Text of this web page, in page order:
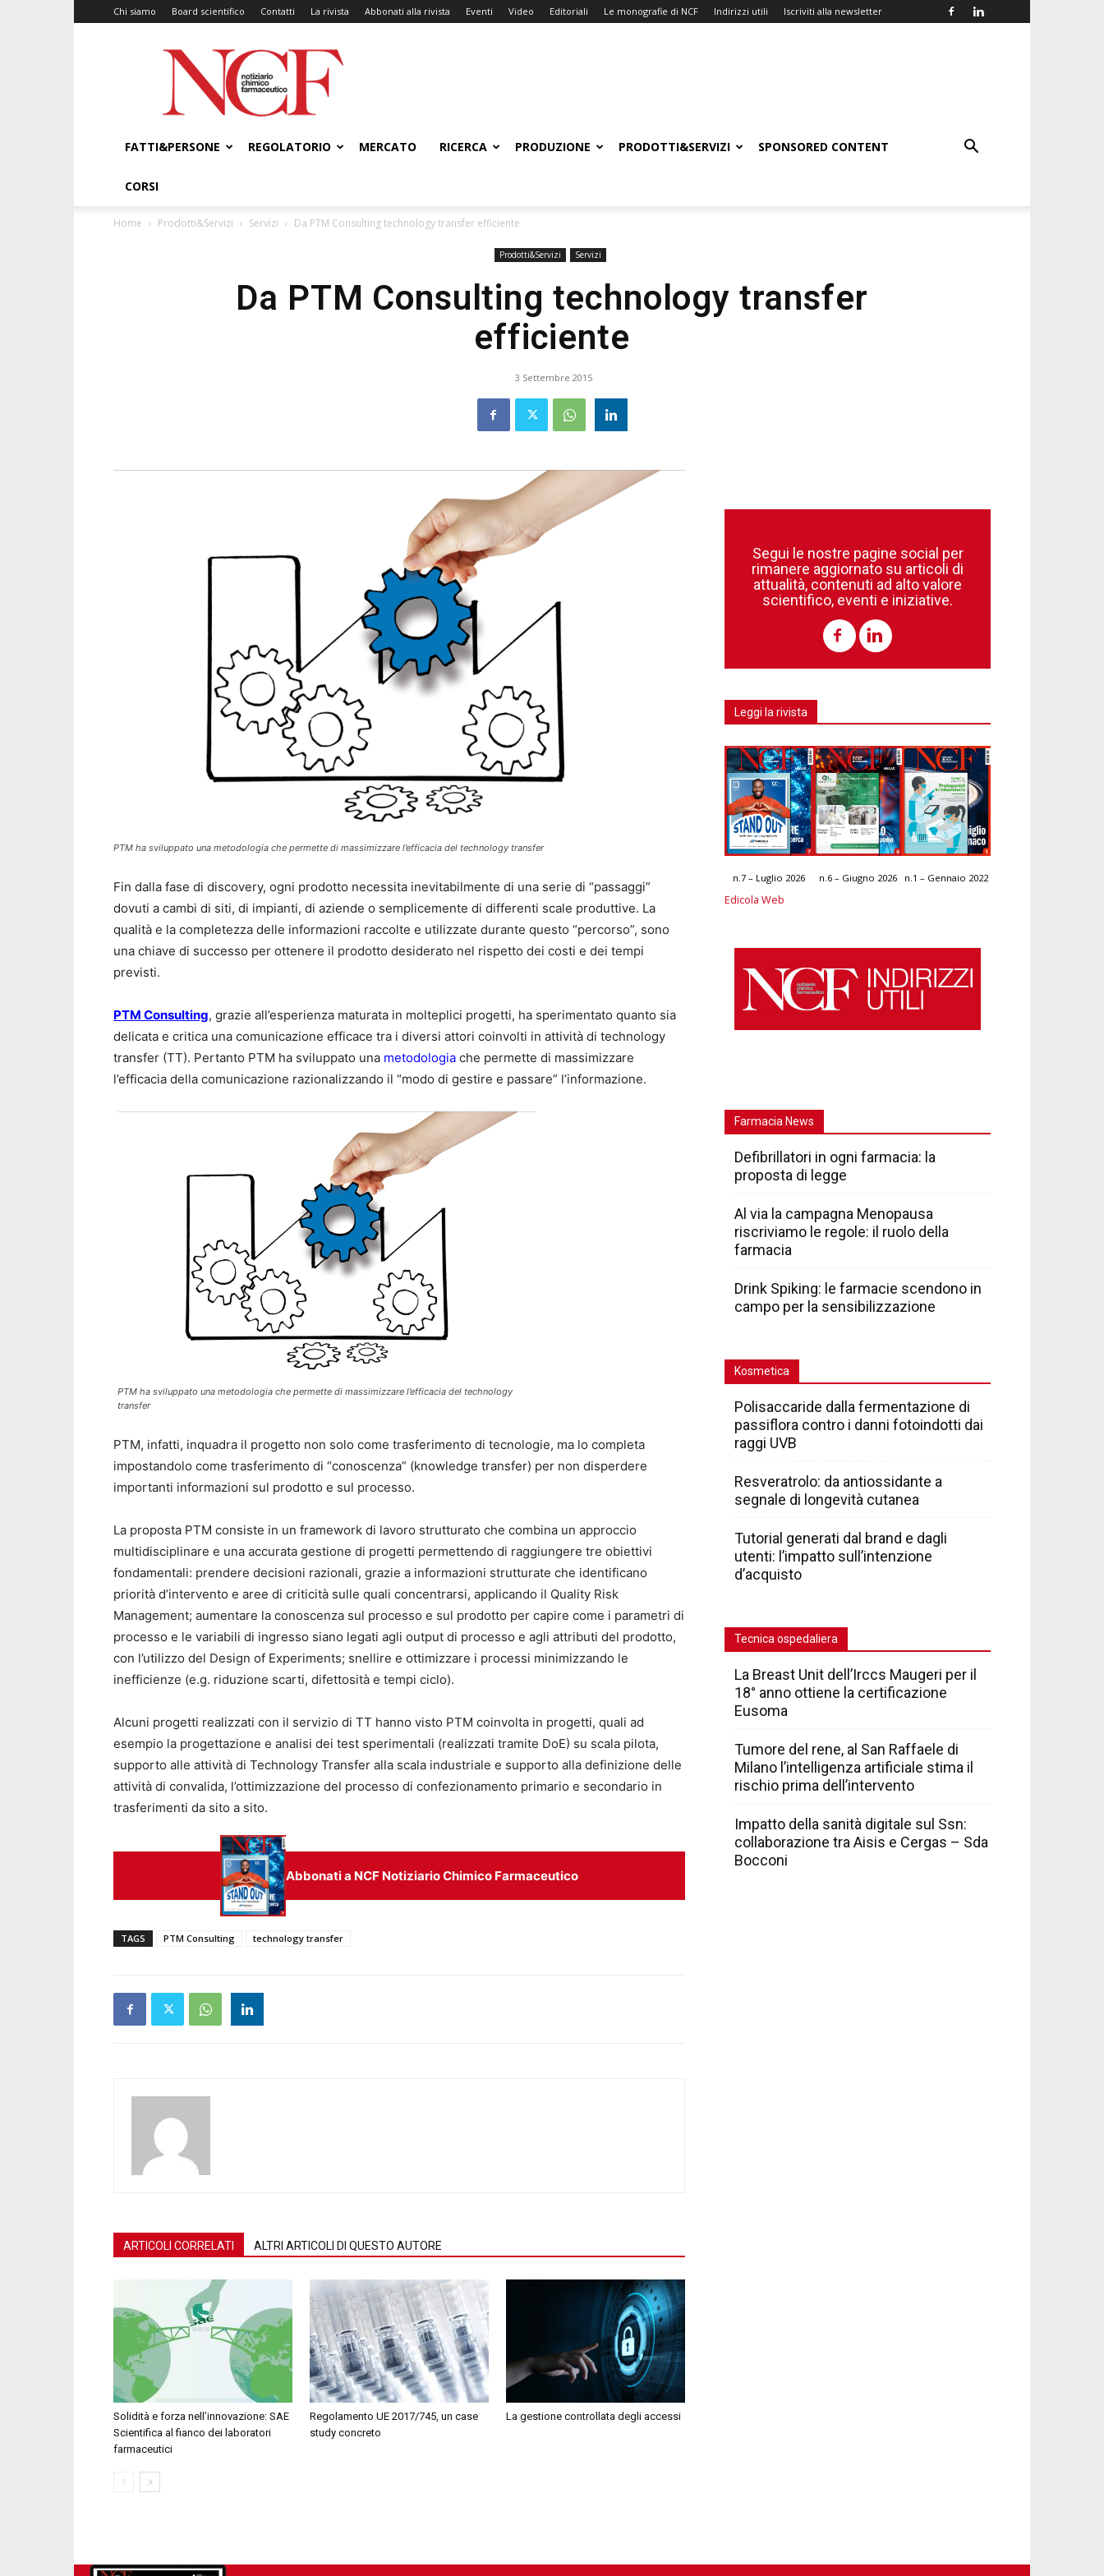
Chi siamo Board scientifico Contatti La rivista Abbonati alla rivista Eventi Video Editoriali Le monografie di NCF Indirizzi utili Iscriviti alla newsletter
NCF
–
Notiziario
Chimico
FATTI&PERSONE
REGOLATORIO MERCATO RICERCA PRODUZIONE PRODOTTI&SERVIZI SPONSORED CONTENT
CORSI
Home Prodotti&Servizi Servizi Da PTM Consulting technology transfer efficiente
Prodotti&Servizi Servizi
Da PTM Consulting technology transfer
efficiente
3 Settembre 2015
PTM ha sviluppato una metodologia che permette di massimizzare l’efficacia del technology transfer
Fin dalla fase di discovery, ogni prodotto necessita inevitabilmente di una serie di “passaggi”
dovuti a cambi di siti, di impianti, di aziende o semplicemente di differenti scale produttive. La
qualità e la completezza delle informazioni raccolte e utilizzate durante questo “percorso”, sono
una chiave di successo per ottenere il prodotto desiderato nel rispetto dei costi e dei tempi
previsti.
PTM Consulting, grazie all’esperienza maturata in molteplici progetti, ha sperimentato quanto sia
delicata e critica una comunicazione efficace tra i diversi attori coinvolti in attività di technology
transfer (TT). Pertanto PTM ha sviluppato una metodologia che permette di massimizzare
l’efficacia della comunicazione razionalizzando il “modo di gestire e passare” l’informazione.
PTM ha sviluppato una metodologia che permette di massimizzare l’efficacia del technology
transfer
PTM, infatti, inquadra il progetto non solo come trasferimento di tecnologie, ma lo completa
impostandolo come trasferimento di “conoscenza” (knowledge transfer) per non disperdere
importanti informazioni sul prodotto e sul processo.
La proposta PTM consiste in un framework di lavoro strutturato che combina un approccio
multidisciplinare e una accurata gestione di progetti permettendo di raggiungere tre obiettivi
fondamentali: prendere decisioni razionali, grazie a informazioni strutturate che identificano
priorità d’intervento e aree di criticità sulle quali concentrarsi, applicando il Quality Risk
Management; aumentare la conoscenza sul processo e sul prodotto per capire come i parametri di
processo e le variabili di ingresso siano legati agli output di processo e agli attributi del prodotto,
con l’utilizzo del Design of Experiments; snellire e ottimizzare i processi minimizzando le
inefficienze (e.g. riduzione scarti, difettosità e tempi ciclo).
Alcuni progetti realizzati con il servizio di TT hanno visto PTM coinvolta in progetti, quali ad
esempio la progettazione e analisi dei test sperimentali (realizzati tramite DoE) su scala pilota,
supporto alle attività di Technology Transfer alla scala industriale e supporto alla definizione delle
attività di convalida, l’ottimizzazione del processo di confezionamento primario e secondario in
trasferimenti da sito a sito.
Abbonati a NCF Notiziario Chimico Farmaceutico
TAGS PTM Consulting technology transfer
ARTICOLI CORRELATI ALTRI ARTICOLI DI QUESTO AUTORE
Solidità e forza nell’innovazione: SAE
Scientifica al fianco dei laboratori
farmaceutici
Regolamento UE 2017/745, un case
study concreto
La gestione controllata degli accessi
Segui le nostre pagine social per
rimanere aggiornato su articoli di
attualità, contenuti ad alto valore
scientifico, eventi e iniziative.
Leggi la rivista
n.7 – Luglio 2026 n.6 – Giugno 2026 n.1 – Gennaio 2022
Edicola Web
Farmacia News
Defibrillatori in ogni farmacia: la
proposta di legge
Al via la campagna Menopausa
riscriviamo le regole: il ruolo della
farmacia
Drink Spiking: le farmacie scendono in
campo per la sensibilizzazione
Kosmetica
Polisaccaride dalla fermentazione di
passiflora contro i danni fotoindotti dai
raggi UVB
Resveratrolo: da antiossidante a
segnale di longevità cutanea
Tutorial generati dal brand e dagli
utenti: l’impatto sull’intenzione
d’acquisto
Tecnica ospedaliera
La Breast Unit dell’Irccs Maugeri per il
18° anno ottiene la certificazione
Eusoma
Tumore del rene, al San Raffaele di
Milano l’intelligenza artificiale stima il
rischio prima dell’intervento
Impatto della sanità digitale sul Ssn:
collaborazione tra Aisis e Cergas – Sda
Bocconi